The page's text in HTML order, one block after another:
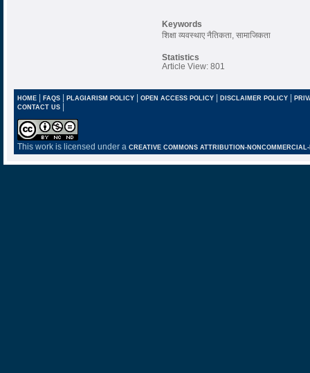
Keywords
शिक्षा व्यवस्थाए नैतिकता, सामाजिकता
Statistics
Article View: 801
HOME| FAQS| PLAGIARISM POLICY| OPEN ACCESS POLICY| DISCLAIMER POLICY |
CONTACT US |
This work is licensed under a CREATIVE COMMONS ATTRIBUTION-